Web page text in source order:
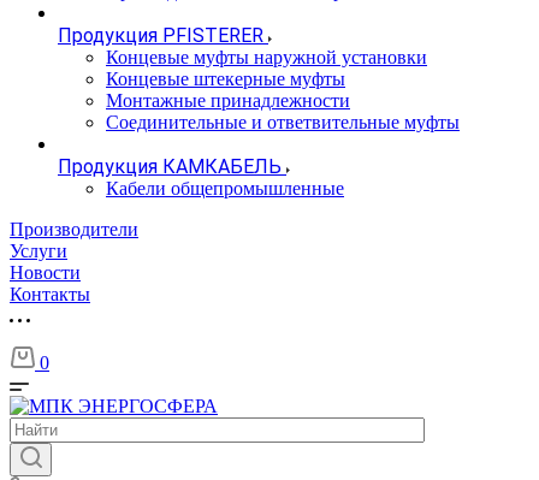
Продукция PFISTERER
Концевые муфты наружной установки
Концевые штекерные муфты
Монтажные принадлежности
Соединительные и ответвительные муфты
Продукция КАМКАБЕЛЬ
Кабели общепромышленные
Производители
Услуги
Новости
Контакты
0